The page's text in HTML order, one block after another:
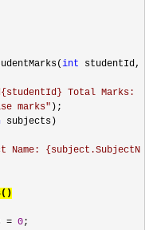
int studentId,
Total Marks:
marks"
Name:
= 0